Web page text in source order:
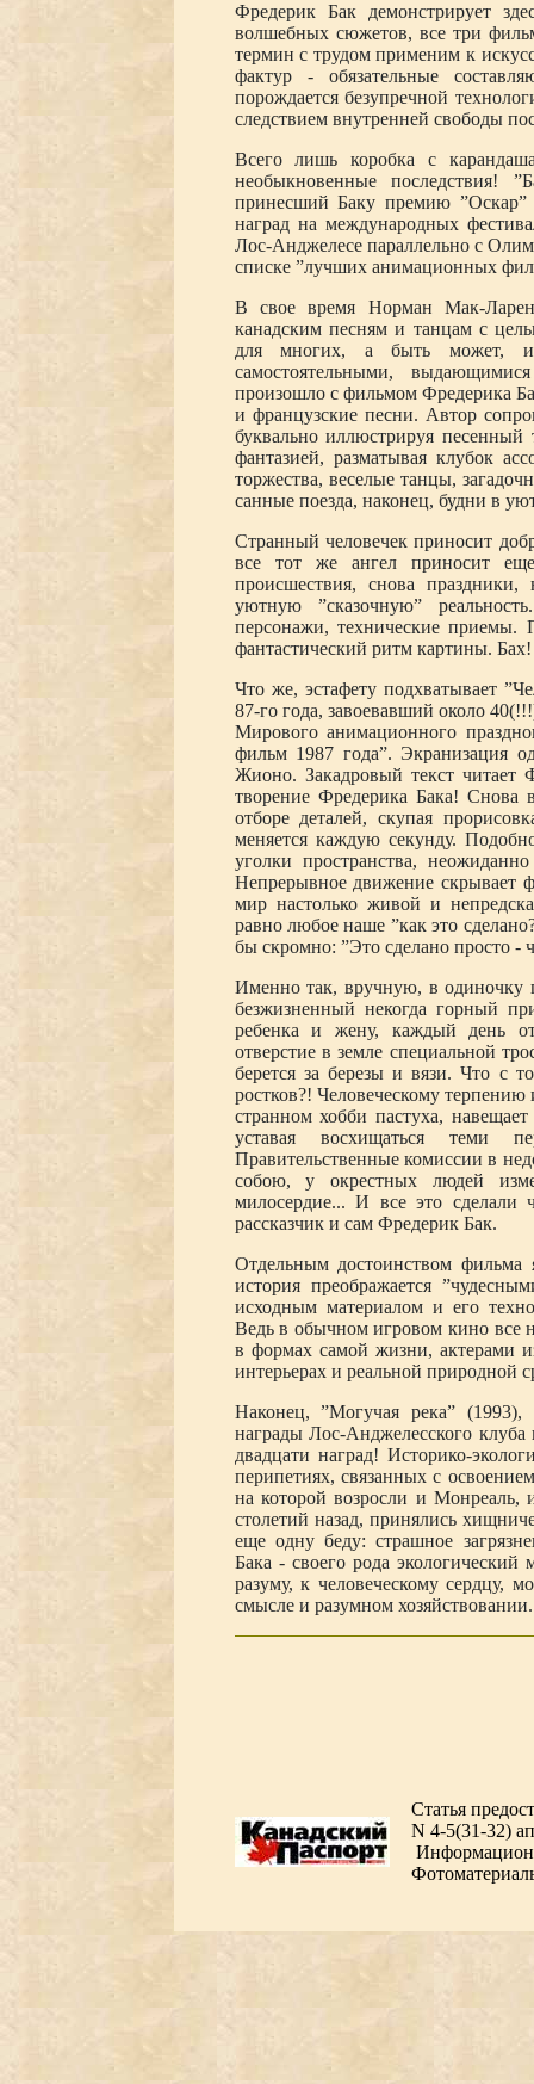
Фредерик Бак демонстрирует
волшебных сюжетов, все три
термин с трудом применим к
фактур - обязательные
порождается безупречной
следствием внутренней свободы
Всего лишь коробка с
необыкновенные последствия!
принесший Баку премию
наград на международных
Лос-Анджелесе параллельно с
списке ”лучших анимационных
В свое время Норман Мак-
канадским песням и танцам с
для многих, а быть может, и
самостоятельными,
произошло с фильмом Фредерика
и французские песни. Автор
буквально иллюстрируя песенный
фантазией, разматывая клубок
торжества, веселые танцы,
санные поезда, наконец, будни в
Странный человечек приносит
все тот же ангел приносит
происшествия, снова
уютную ”сказочную”
персонажи, технические приемы.
фантастический ритм картины.
Что же, эстафету подхватывает
87-го года, завоевавший около
Мирового анимационного
фильм 1987 года”. Экранизация
Жионо. Закадровый текст читает
творение Фредерика Бака! Снова
отборе деталей, скупая
меняется каждую секунду.
уголки пространства,
Непрерывное движение скрывает
мир настолько живой и
равно любое наше ”как это
бы скромно: ”Это сделано просто -
Именно так, вручную, в одиночку
безжизненный некогда горный
ребенка и жену, каждый день
отверстие в земле специальной
берется за березы и вязи. Что с
ростков?! Человеческому
странном хобби пастуха,
уставая восхищаться теми
Правительственные комиссии в
собою, у окрестных людей
милосердие... И все это сделали
рассказчик и сам Фредерик Бак.
Отдельным достоинством фильма
история преображается
исходным материалом и его
Ведь в обычном игровом кино все
в формах самой жизни, актерами
интерьерах и реальной природной
Наконец, ”Могучая река”
награды Лос-Анджелесского
двадцати наград! Историко-
перипетиях, связанных с
на которой возросли и Монреаль,
столетий назад, принялись
еще одну беду: страшное
Бака - своего рода экологический
разуму, к человеческому сердцу,
смысле и разумном хозяйствовании.
Статья
N 4-5(31-32)